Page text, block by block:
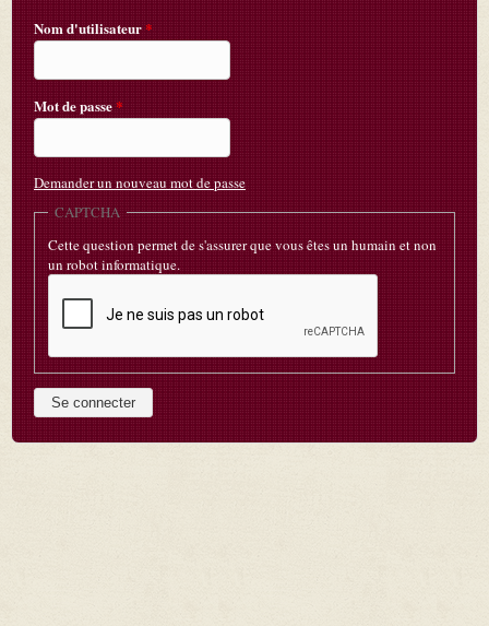
Nom d'utilisateur*
Mot de passe*
Demander un nouveau mot de passe
CAPTCHA
Cette question permet de s'assurer que vous êtes un humain et non
un robot informatique.